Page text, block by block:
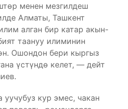
менен мезгилдеш
Алматы, Ташкент
алган бир катар акын-
таануу илиминин
Ошондон бери кыргыз
үстүндө келет, — дейт
кур эмес, чакан